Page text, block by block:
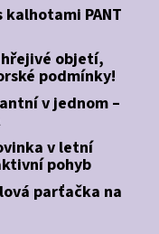
kalhotami PANT
hřejivé objetí,
podmínky!
v jednom –
v letní
pohyb
parťačka na